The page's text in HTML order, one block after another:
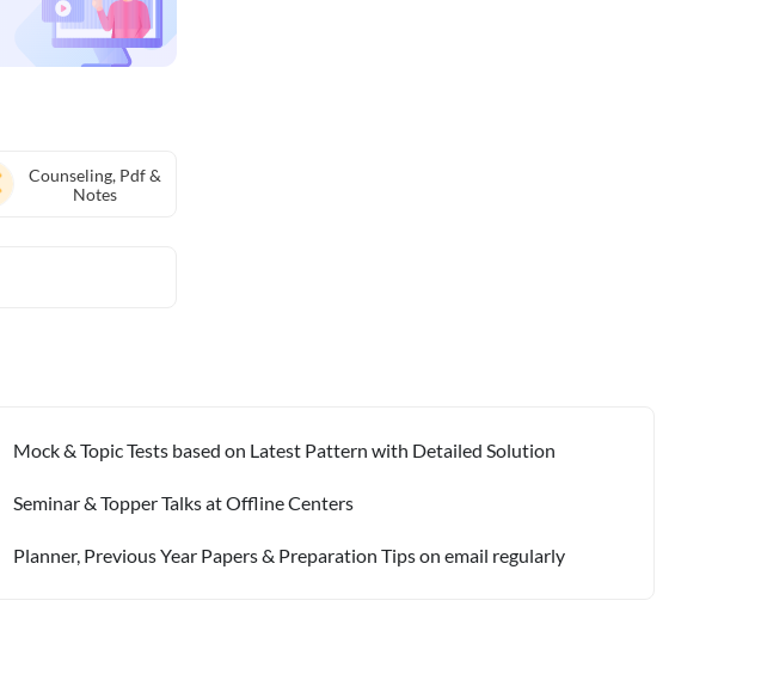
Counseling, Pdf &
Notes
Mock & Topic Tests based on Latest Pattern with Detailed Solution
Seminar & Topper Talks at Offline Centers
⁠Planner, Previous Year Papers & Preparation Tips on email regularly